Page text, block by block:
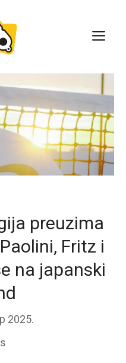
preuzima
Fritz i
na japanski
2025.